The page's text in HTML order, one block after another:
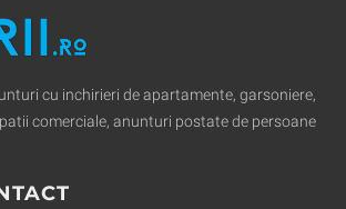
cu inchirieri de apartamente, garsoniere,
comerciale, anunturi postate de persoane